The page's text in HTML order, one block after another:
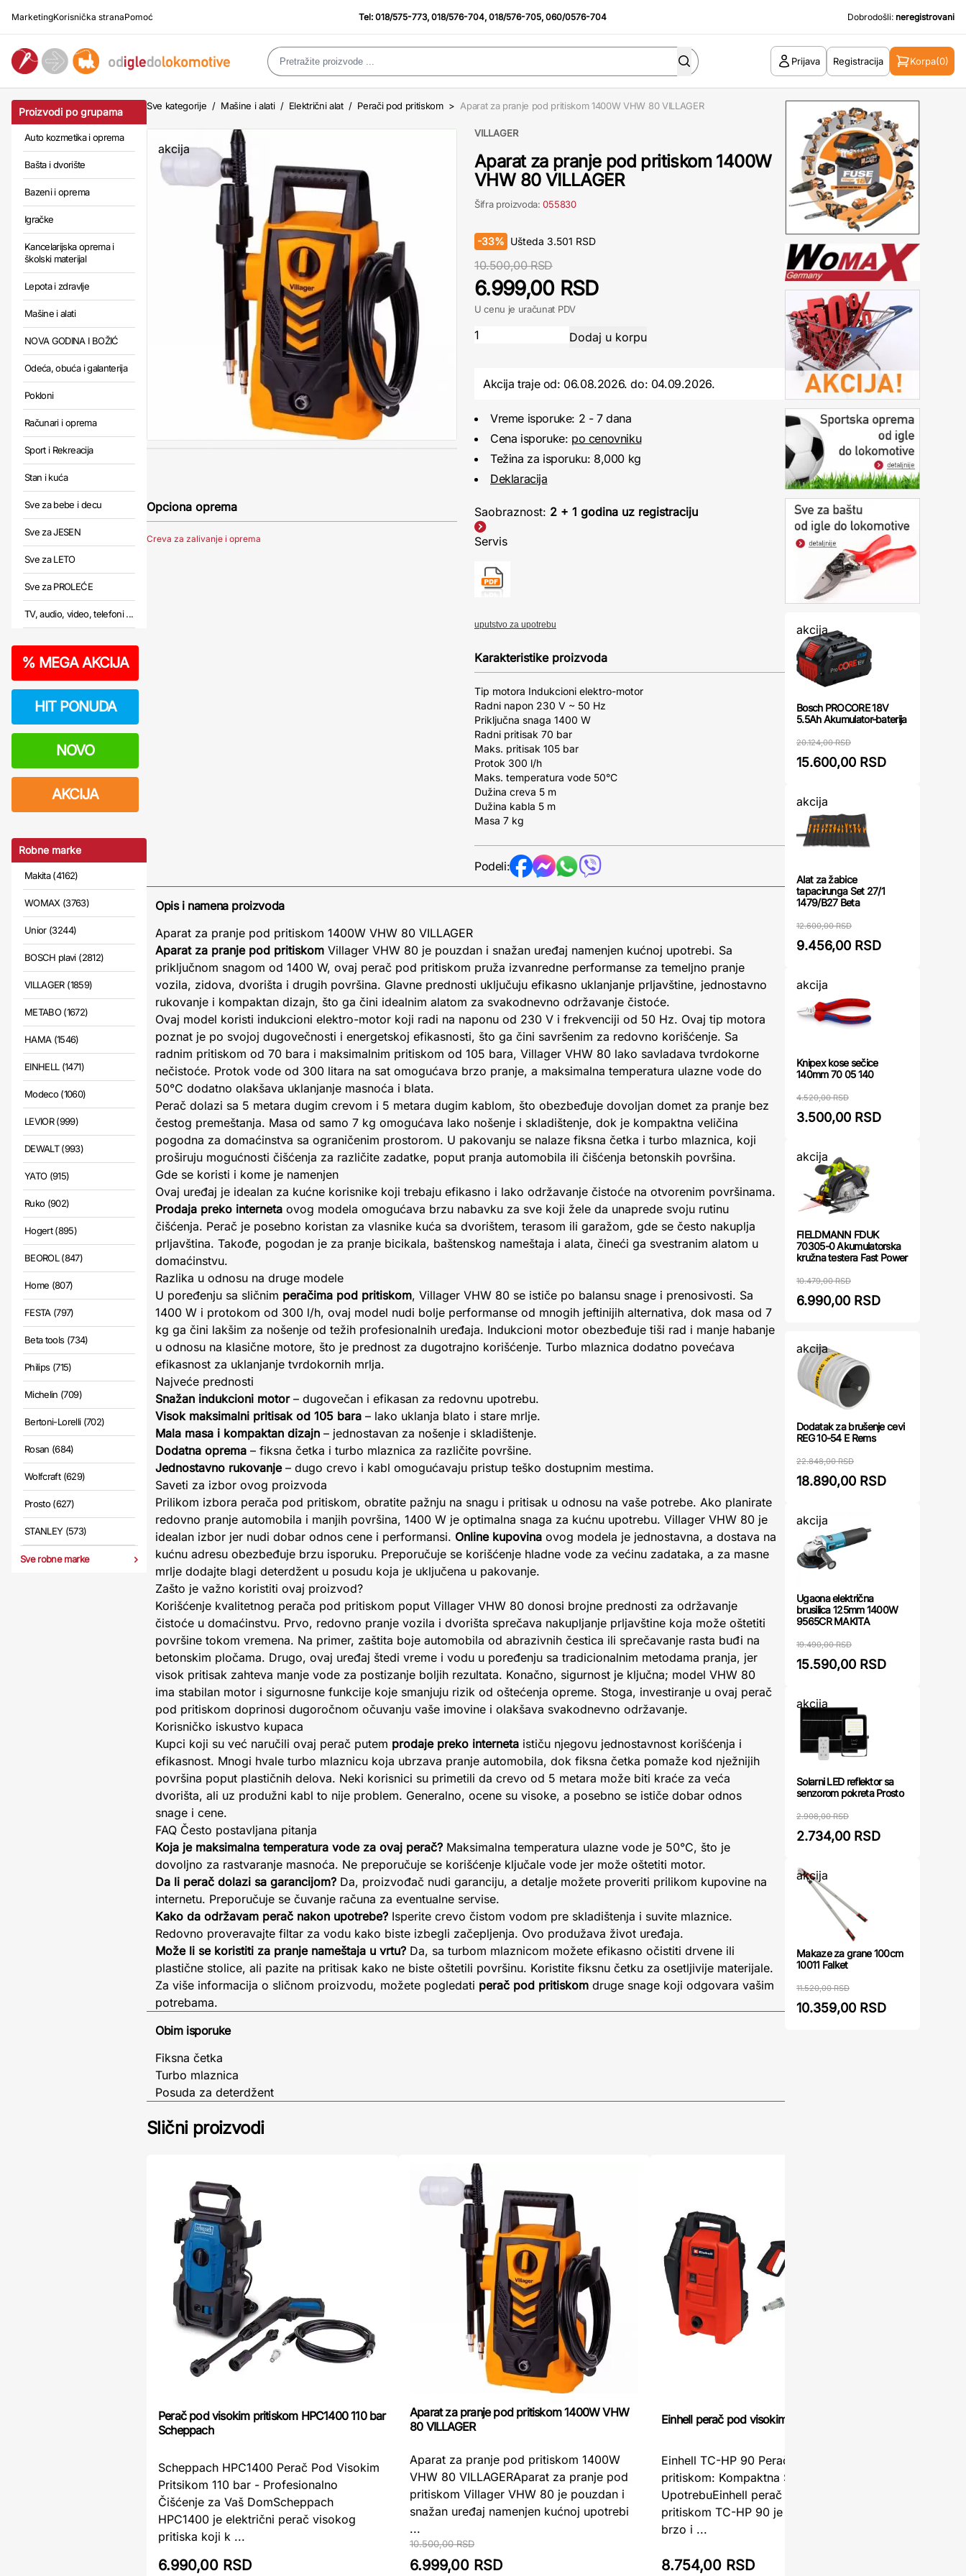
MarketingKorisnička stranaPomoć Tel:018/575-773,018/576-704,018/576-705,060/0576-704 Dobrodošli: neregistrovani
Prijava Registracija Korpa(0)
Proizvodi po grupama
Auto kozmetika i oprema
Bašta i dvorište
Bazeni i oprema
Igračke
Kancelarijska oprema i
školski materijal
Lepota i zdravlje
Mašine i alati
NOVA GODINA I BOŽIĆ
Odeća, obuća i galanterija
Pokloni
Računari i oprema
Sport i Rekreacija
Stan i kuća
Sve za bebe i decu
Sve za JESEN
Sve za LETO
Sve za PROLEĆE
TV, audio, video, telefoni ...
% MEGA AKCIJA
HIT PONUDA
NOVO
AKCIJA
Robne marke
Makita (4162)
WOMAX (3763)
Unior (3244)
BOSCH plavi (2812)
VILLAGER (1859)
METABO (1672)
HAMA (1546)
EINHELL (1471)
Modeco (1060)
LEVIOR (999)
DEWALT (993)
YATO (915)
Ruko (902)
Hogert (895)
BEOROL (847)
Home (807)
FESTA (797)
Beta tools (734)
Philips (715)
Michelin (709)
Bertoni-Lorelli (702)
Rosan (684)
Wolfcraft (629)
Prosto (627)
STANLEY (573)
Sve robne marke
Sve kategorije / Mašine i alati / Električni alat / Perači pod pritiskom > Aparat za pranje pod pritiskom 1400W VHW 80 VILLAGER
akcija
Opciona oprema
Creva za zalivanje i oprema
VILLAGER
Aparat za pranje pod pritiskom 1400W
VHW 80 VILLAGER
Šifra proizvoda:055830
-33% Ušteda 3.501 RSD
10.500,00 RSD
6.999,00 RSD
U cenu je uračunat PDV
Akcija traje od: 06.08.2026.do: 04.09.2026.
Vreme isporuke: 2 - 7 dana
Cena isporuke: po cenovniku
Težina za isporuku: 8,000 kg
Deklaracija
Saobraznost: 2 + 1 godina uz registraciju
Servis
uputstvo za upotrebu
Karakteristike proizvoda
Tip motora Indukcioni elektro-motor
Radni napon 230 V ~ 50 Hz
Priključna snaga 1400 W
Radni pritisak 70 bar
Maks. pritisak 105 bar
Protok 300 l/h
Maks. temperatura vode 50°C
Dužina creva 5 m
Dužina kabla 5 m
Masa 7 kg
Podeli:
Opis i namena proizvoda
Aparat za pranje pod pritiskom 1400W VHW 80 VILLAGER
Aparat za pranje pod pritiskom Villager VHW 80 je pouzdan i snažan uređaj namenjen kućnoj upotrebi. Sa
priključnom snagom od 1400 W, ovaj perač pod pritiskom pruža izvanredne performanse za temeljno pranje
vozila, zidova, dvorišta i drugih površina. Glavne prednosti uključuju efikasno uklanjanje prljavštine, jednostavno
rukovanje i kompaktan dizajn, što ga čini idealnim alatom za svakodnevno održavanje čistoće.
Ovaj model koristi indukcioni elektro-motor koji radi na naponu od 230 V i frekvenciji od 50 Hz. Ovaj tip motora
poznat je po svojoj dugovečnosti i energetskoj efikasnosti, što ga čini savršenim za redovno korišćenje. Sa
radnim pritiskom od 70 bara i maksimalnim pritiskom od 105 bara, Villager VHW 80 lako savladava tvrdokorne
nečistoće. Protok vode od 300 litara na sat omogućava brzo pranje, a maksimalna temperatura ulazne vode do
50°C dodatno olakšava uklanjanje masnoća i blata.
Perač dolazi sa 5 metara dugim crevom i 5 metara dugim kablom, što obezbeđuje dovoljan domet za pranje bez
čestog premeštanja. Masa od samo 7 kg omogućava lako nošenje i skladištenje, dok je kompaktna veličina
pogodna za domaćinstva sa ograničenim prostorom. U pakovanju se nalaze fiksna četka i turbo mlaznica, koji
proširuju mogućnosti čišćenja za različite zadatke, poput pranja automobila ili čišćenja betonskih površina.
Gde se koristi i kome je namenjen
Ovaj uređaj je idealan za kućne korisnike koji trebaju efikasno i lako održavanje čistoće na otvorenim površinama.
Prodaja preko interneta ovog modela omogućava brzu nabavku za sve koji žele da unaprede svoju rutinu
čišćenja. Perač je posebno koristan za vlasnike kuća sa dvorištem, terasom ili garažom, gde se često nakuplja
prljavština. Takođe, pogodan je za pranje bicikala, baštenskog nameštaja i alata, čineći ga svestranim alatom u
domaćinstvu.
Razlika u odnosu na druge modele
U poređenju sa sličnim peračima pod pritiskom, Villager VHW 80 se ističe po balansu snage i prenosivosti. Sa
1400 W i protokom od 300 l/h, ovaj model nudi bolje performanse od mnogih jeftinijih alternativa, dok masa od 7
kg ga čini lakšim za nošenje od težih profesionalnih uređaja. Indukcioni motor obezbeđuje tiši rad i manje habanje
u odnosu na klasične motore, što je prednost za dugotrajno korišćenje. Turbo mlaznica dodatno povećava
efikasnost za uklanjanje tvrdokornih mrlja.
Najveće prednosti
Snažan indukcioni motor– dugovečan i efikasan za redovnu upotrebu.
Visok maksimalni pritisak od 105 bara – lako uklanja blato i stare mrlje.
Mala masa i kompaktan dizajn – jednostavan za nošenje i skladištenje.
Dodatna oprema – fiksna četka i turbo mlaznica za različite površine.
Jednostavno rukovanje– dugo crevo i kabl omogućavaju pristup teško dostupnim mestima.
Saveti za izbor ovog proizvoda
Prilikom izbora perača pod pritiskom, obratite pažnju na snagu i pritisak u odnosu na vaše potrebe. Ako planirate
redovno pranje automobila i manjih površina, 1400 W je optimalna snaga za kućnu upotrebu. Villager VHW 80 je
idealan izbor jer nudi dobar odnos cene i performansi. Online kupovina ovog modela je jednostavna, a dostava na
kućnu adresu obezbeđuje brzu isporuku. Preporučuje se korišćenje hladne vode za većinu zadataka, a za masne
mrlje dodajte blagi deterdžent u posudu koja je uključena u pakovanje.
Zašto je važno koristiti ovaj proizvod?
Korišćenje kvalitetnog perača pod pritiskom poput Villager VHW 80 donosi brojne prednosti za održavanje
čistoće u domaćinstvu. Prvo, redovno pranje vozila i dvorišta sprečava nakupljanje prljavštine koja može oštetiti
površine tokom vremena. Na primer, zaštita boje automobila od abrazivnih čestica ili sprečavanje rasta buđi na
betonskim pločama. Drugo, ovaj uređaj štedi vreme i vodu u poređenju sa tradicionalnim metodama pranja, jer
visok pritisak zahteva manje vode za postizanje boljih rezultata. Konačno, sigurnost je ključna; model VHW 80
ima stabilan motor i sigurnosne funkcije koje smanjuju rizik od oštećenja opreme. Stoga, investiranje u ovaj perač
pod pritiskom doprinosi dugoročnom očuvanju vaše imovine i olakšava svakodnevno održavanje.
Korisničko iskustvo kupaca
Kupci koji su već naručili ovaj perač putem prodaje preko interneta ističu njegovu jednostavnost korišćenja i
efikasnost. Mnogi hvale turbo mlaznicu koja ubrzava pranje automobila, dok fiksna četka pomaže kod nježnijih
površina poput plastičnih delova. Neki korisnici su primetili da crevo od 5 metara može biti kraće za veća
dvorišta, ali uz produžni kabl to nije problem. Generalno, ocene su visoke, a posebno se ističe dobar odnos
snage i cene.
FAQ Često postavljana pitanja
Koja je maksimalna temperatura vode za ovaj perač? Maksimalna temperatura ulazne vode je 50°C, što je
dovoljno za rastvaranje masnoća. Ne preporučuje se korišćenje ključale vode jer može oštetiti motor.
Da li perač dolazi sa garancijom? Da, proizvođač nudi garanciju, a detalje možete proveriti prilikom kupovine na
internetu. Preporučuje se čuvanje računa za eventualne servise.
Kako da održavam perač nakon upotrebe? Isperite crevo čistom vodom pre skladištenja i suvite mlaznice.
Redovno proveravajte filtar za vodu kako biste izbegli začepljenja. Ovo produžava život uređaja.
Može li se koristiti za pranje nameštaja u vrtu? Da, sa turbom mlaznicom možete efikasno očistiti drvene ili
plastične stolice, ali pazite na pritisak kako ne biste oštetili površinu. Koristite fiksnu četku za osetljivije materijale.
Za više informacija o sličnom proizvodu, možete pogledati perač pod pritiskom druge snage koji odgovara vašim
potrebama.
Obim isporuke
Fiksna četka
Turbo mlaznica
Posuda za deterdžent
Slični proizvodi
Perač pod visokim pritiskom HPC1400 110 bar
Scheppach
Scheppach HPC1400 Perač Pod Visokim
Pritsikom 110 bar - Profesionalno
Čišćenje za Vaš DomScheppach
HPC1400 je električni perač visokog
pritiska koji k ...
6.990,00 RSD
Aparat za pranje pod pritiskom 1400W VHW
80 VILLAGER
Aparat za pranje pod pritiskom 1400W
VHW 80 VILLAGERAparat za pranje pod
pritiskom Villager VHW 80 je pouzdan i
snažan uređaj namenjen kućnoj upotrebi
...
10.500,00 RSD
6.999,00 RSD
Einhell perač pod visokim pritiskom TC-HP 90
Einhell TC-HP 90 Perač pod visokim
pritiskom: Kompaktna Snaga za Kućnu
UpotrebuEinhell perač pod visokim
pritiskom TC-HP 90 je idealan izbor za
brzo i ...
8.754,00 RSD
akcija
Bosch PROCORE 18V
5.5Ah Akumulator-baterija
20.124,00 RSD
15.600,00 RSD
akcija
Alat za žabice
tapacirunga Set 27/1
1479/B27 Beta
12.600,00 RSD
9.456,00 RSD
akcija
Knipex kose sečice
140mm 70 05 140
4.520,00 RSD
3.500,00 RSD
akcija
FIELDMANN FDUK
70305-0 Akumulatorska
kružna testera Fast Power
10.479,00 RSD
6.990,00 RSD
akcija
Dodatak za brušenje cevi
REG 10-54 E Rems
22.848,00 RSD
18.890,00 RSD
akcija
Ugaona električna
brusilica 125mm 1400W
9565CR MAKITA
19.490,00 RSD
15.590,00 RSD
akcija
Solarni LED reflektor sa
senzorom pokreta Prosto
2.908,00 RSD
2.734,00 RSD
akcija
Makaze za grane 100cm
10011 Falket
11.520,00 RSD
10.359,00 RSD